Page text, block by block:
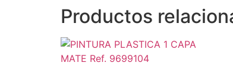
Productos